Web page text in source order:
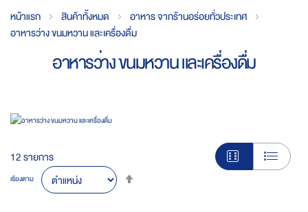
หน้าแรก สินค้าทั้งหมด
อาหาร จากร้านอร่อยทั่วประเทศ
อาหารว่าง ขนมหวาน และเครื่องดื่ม
อาหารว่าง ขนมหวาน และเครื่องดื่ม
12รายการ
เรียงตาม